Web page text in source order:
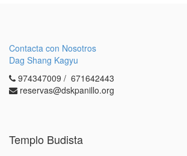
Contacta con Nosotros
Dag Shang Kagyu
974347009 / 671642443
reservas@dskpanillo.org
Templo Budista